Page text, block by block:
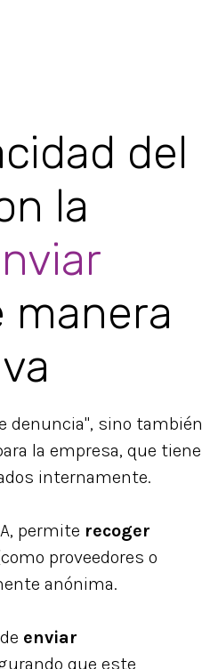
del
la
manera
denuncia", sino también
la empresa, que tiene
internamente.
permite recoger
proveedores o
anónima.
enviar
que este